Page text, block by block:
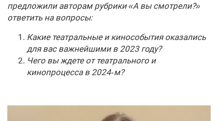
предложили авторам рубрики «А вы смотрели?»
ответить на вопросы:
Какие театральные и кинособытия оказались
для вас важнейшими в 2023 году?
Чего вы ждете от театрального и
кинопроцесса в 2024‑м?